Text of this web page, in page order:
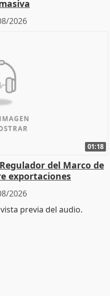
2026
01:18
del Marco de
exportaciones
2026